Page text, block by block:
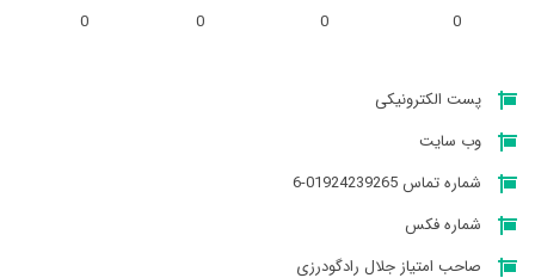
0
0
0
0
پست الکترونیکی
وب سایت
شماره تماس 01924239265-6
شماره فکس
صاحب امتیاز جلال رادگودرزی